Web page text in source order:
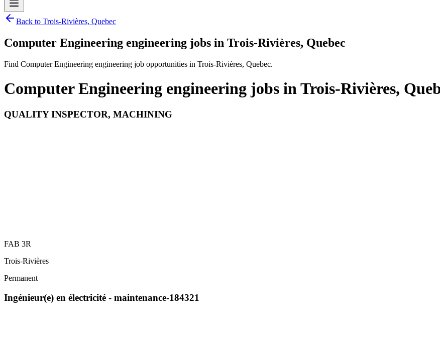
Back to Trois-Rivières, Quebec
Computer Engineering engineering jobs in Trois-Rivières, Quebec
Find Computer Engineering engineering job opportunities in Trois-Rivières, Quebec.
Computer Engineering engineering jobs in Trois-Rivières,
QUALITY INSPECTOR, MACHINING
FAB 3R
Trois-Rivières
Permanent
Ingénieur(e) en électricité - maintenance-184321